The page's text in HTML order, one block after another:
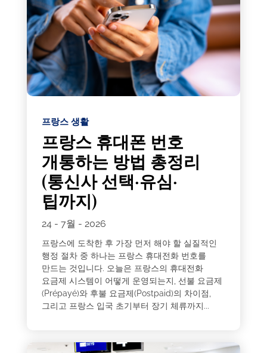
프랑스 생활
프랑스 휴대폰 번호
개통하는 방법 총정리
(통신사 선택·유심·
팁까지)
24 - 7월 - 2026
프랑스에 도착한 후 가장 먼저 해야 할 실질적인
행정 절차 중 하나는 프랑스 휴대전화 번호를
만드는 것입니다. 오늘은 프랑스의 휴대전화
요금제 시스템이 어떻게 운영되는지, 선불 요금제
(Prépayé)와 후불 요금제(Postpaid)의 차이점,
그리고 프랑스 입국 초기부터 장기 체류까지...